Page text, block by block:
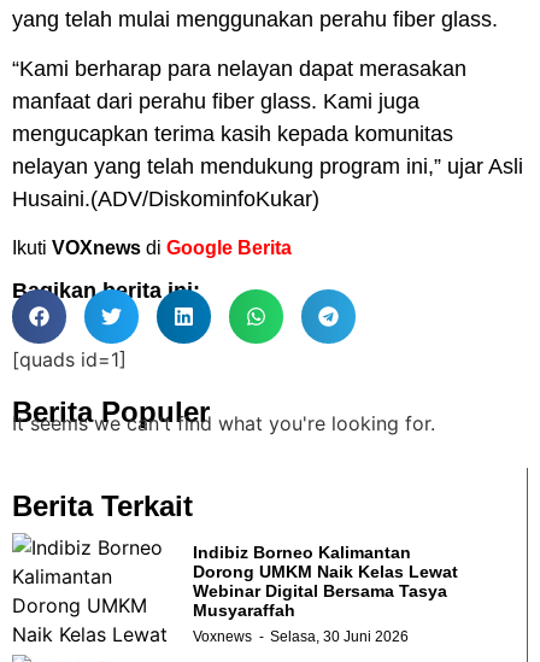
yang telah mulai menggunakan perahu fiber glass.
“Kami berharap para nelayan dapat merasakan
manfaat dari perahu fiber glass. Kami juga
mengucapkan terima kasih kepada komunitas
nelayan yang telah mendukung program ini,” ujar Asli
Husaini.(ADV/DiskominfoKukar)
Ikuti VOXnews di Google Berita
Bagikan berita ini:
[quads id=1]
Berita Populer
It seems we can't find what you're looking for.
Berita Terkait
Indibiz Borneo Kalimantan
Dorong UMKM Naik Kelas Lewat
Webinar Digital Bersama Tasya
Musyaraffah
Voxnews Selasa, 30 Juni 2026